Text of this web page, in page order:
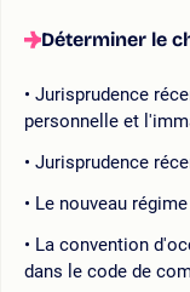
Déterminer le
Jurisprudence
personnelle et
Jurisprudence
Le nouveau
La convention
dans le code de